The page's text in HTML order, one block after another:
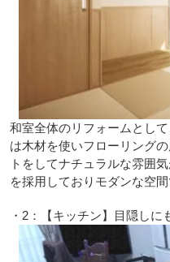
和室全体のリフォームとし
は木材を使いフローリング
トをしてナチュラルな雰囲
を採用しておりモダンな空間
・2：【キッチン】目隠しに